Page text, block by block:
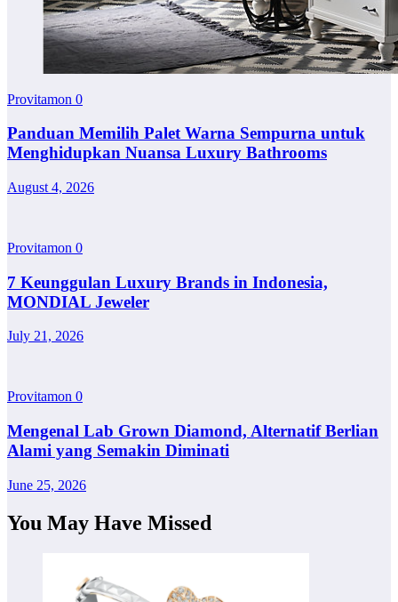
Provitamon 0
Panduan Memilih Palet Warna Sempurna untuk
Menghidupkan Nuansa Luxury Bathrooms
August 4, 2026
Provitamon 0
7 Keunggulan Luxury Brands in Indonesia,
MONDIAL Jeweler
July 21, 2026
Provitamon 0
Mengenal Lab Grown Diamond, Alternatif Berlian
Alami yang Semakin Diminati
June 25, 2026
You May Have Missed